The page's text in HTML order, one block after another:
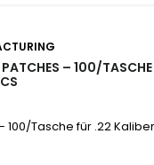
– 100/TASCHE
100/Tasche für .22